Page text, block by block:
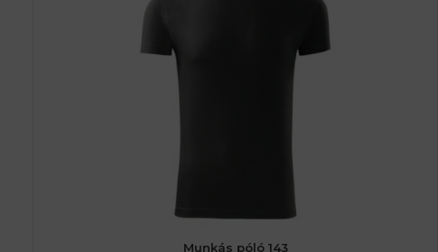
Munkás póló 143